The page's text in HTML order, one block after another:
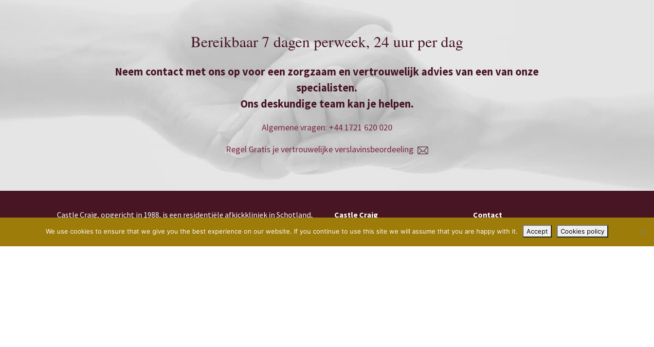
Bereikbaar 7 dagen perweek, 24 uur per dag
Neem contact met ons op voor een zorgzaam en vertrouwelijk advies van een van onze
specialisten.
Ons deskundige team kan je helpen.
Algemene vragen: +44 1721 620 020
Regel Gratis je vertrouwelijke verslavinsbeordeeling
Castle Craig, opgericht in 1988, is een residentiële afkickkliniek in Schotland,
die mensen behandelt die lijden aan alcohol- en drugsverslaving, van wie
Castle Craig Contact
Castle Craig Hospital
We use cookies to ensure that we give you the best experience on our website. If you continue to use this site we will assume that you are happy with it. Accept Cookies policy